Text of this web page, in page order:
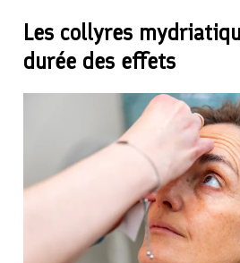
Les collyres
durée des effets